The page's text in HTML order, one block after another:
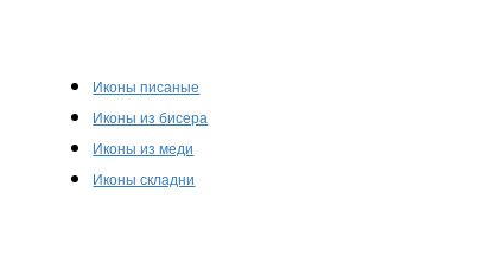
Иконы писаные
Иконы из бисера
Иконы из меди
Иконы складни